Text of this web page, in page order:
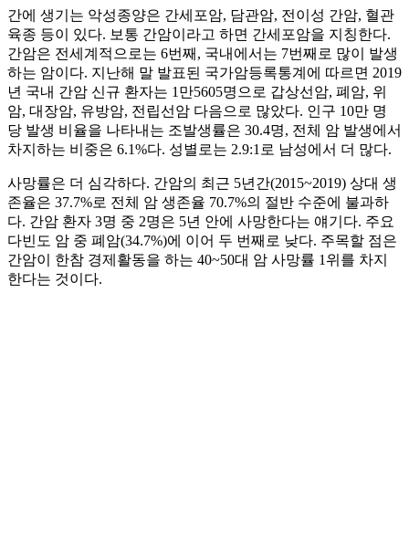
간에 생기는 악성종양은 간세포암, 담관암, 전이성 간암, 혈관
육종 등이 있다. 보통 간암이라고 하면 간세포암을 지칭한다.
간암은 전세계적으로는 6번째, 국내에서는 7번째로 많이 발생
하는 암이다. 지난해 말 발표된 국가암등록통계에 따르면 2019
년 국내 간암 신규 환자는 1만5605명으로 갑상선암, 폐암, 위
암, 대장암, 유방암, 전립선암 다음으로 많았다. 인구 10만 명
당 발생 비율을 나타내는 조발생률은 30.4명, 전체 암 발생에서
차지하는 비중은 6.1%다. 성별로는 2.9:1로 남성에서 더 많다.
사망률은 더 심각하다. 간암의 최근 5년간(2015~2019) 상대 생
존율은 37.7%로 전체 암 생존율 70.7%의 절반 수준에 불과하
다. 간암 환자 3명 중 2명은 5년 안에 사망한다는 얘기다. 주요
다빈도 암 중 폐암(34.7%)에 이어 두 번째로 낮다. 주목할 점은
간암이 한참 경제활동을 하는 40~50대 암 사망률 1위를 차지
한다는 것이다.